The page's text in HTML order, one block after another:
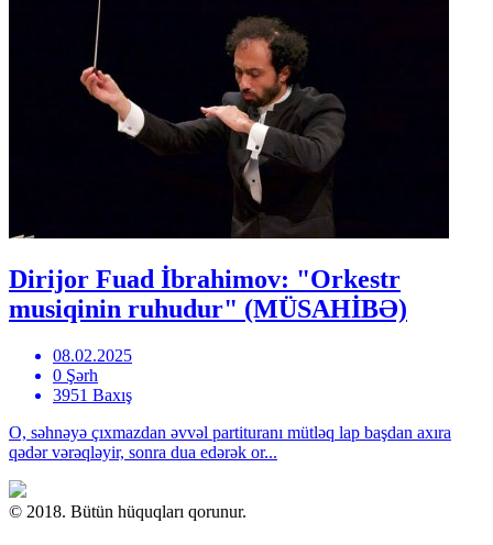
Dirijor Fuad İbrahimov: "Orkestr
musiqinin ruhudur" (MÜSAHİBƏ)
08.02.2025
0 Şərh
3951 Baxış
O, səhnəyə çıxmazdan əvvəl partituranı mütləq lap başdan axıra
qədər vərəqləyir, sonra dua edərək or...
© 2018. Bütün hüquqları qorunur.